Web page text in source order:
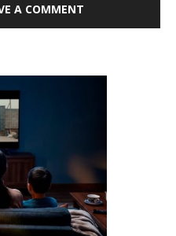
A COMMENT